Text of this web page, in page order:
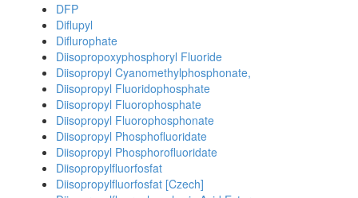
DFP
Diflupyl
Diflurophate
Diisopropoxyphosphoryl Fluoride
Diisopropyl Cyanomethylphosphonate,
Diisopropyl Fluoridophosphate
Diisopropyl Fluorophosphate
Diisopropyl Fluorophosphonate
Diisopropyl Phosphofluoridate
Diisopropyl Phosphorofluoridate
Diisopropylfluorfosfat
Diisopropylfluorfosfat [Czech]